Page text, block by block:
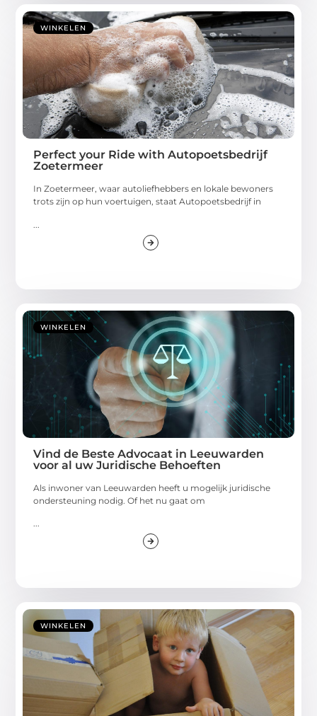
WINKELEN
Perfect your Ride with Autopoetsbedrijf
Zoetermeer
In Zoetermeer, waar autoliefhebbers en lokale bewoners
trots zijn op hun voertuigen, staat Autopoetsbedrijf in
WINKELEN
Vind de Beste Advocaat in Leeuwarden
voor al uw Juridische Behoeften
Als inwoner van Leeuwarden heeft u mogelijk juridische
ondersteuning nodig. Of het nu gaat om
...
WINKELEN